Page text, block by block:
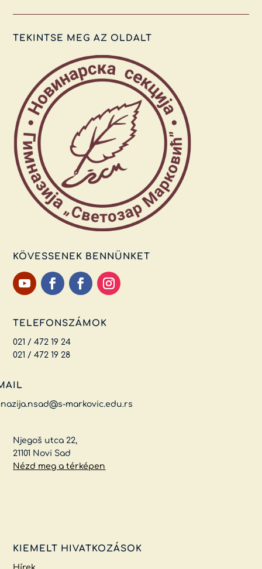
TEKINTSE MEG AZ OLDALT
KÖVESSENEK BENNÜNKET
TELEFONSZÁMOK
021 / 472 19 24
021 / 472 19 28
markovic.edu.rs
Njegoš utca 22,
21101 Novi Sad
Nézd meg a térképen
KIEMELT HIVATKOZÁSOK